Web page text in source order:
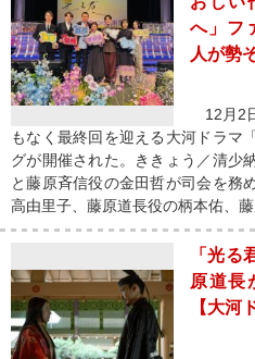
へ」フ
人が勢
12月2
もなく最終回を迎える大河ドラマ
グが開催された。ききょう／清少
と藤原斉信役の金田哲が司会を務
高由里子、藤原道長役の柄本佑、藤
「光る
原道長
【大河